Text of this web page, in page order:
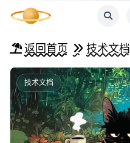
返回首页 技术文档
技术文档